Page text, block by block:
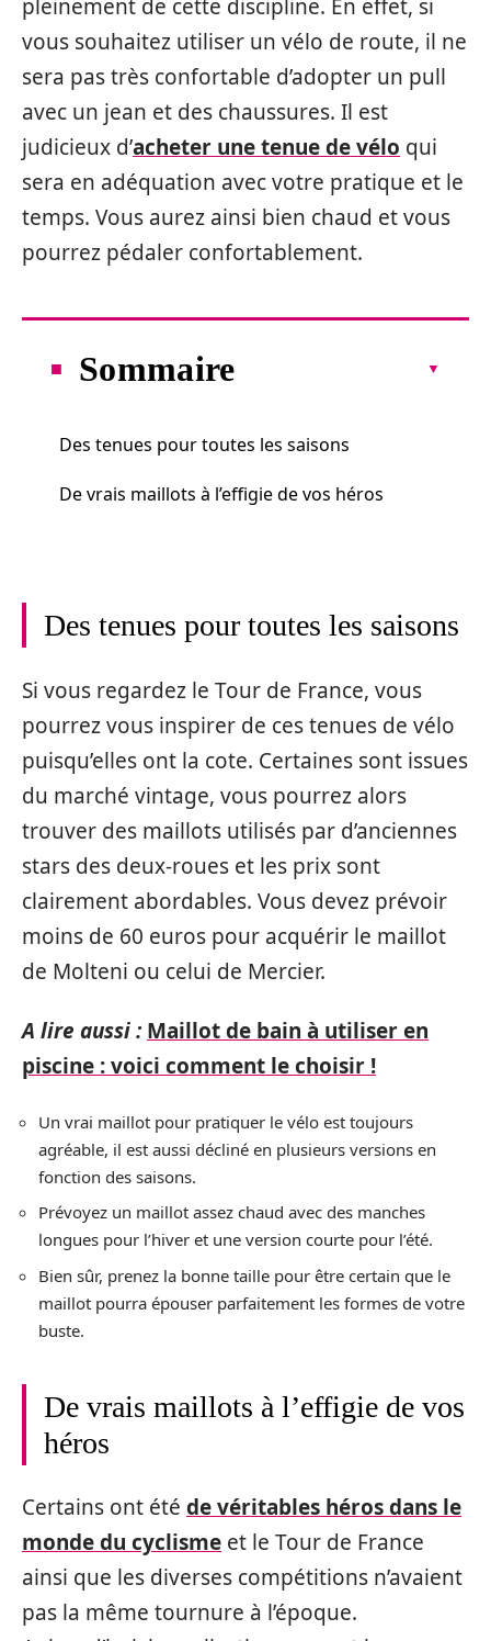
pleinement de cette discipline. En effet, si
vous souhaitez utiliser un vélo de route, il ne
sera pas très confortable d’adopter un pull
avec un jean et des chaussures. Il est
judicieux d’acheter une tenue de vélo qui
sera en adéquation avec votre pratique et le
temps. Vous aurez ainsi bien chaud et vous
pourrez pédaler confortablement.
Sommaire
Des tenues pour toutes les saisons
De vrais maillots à l’effigie de vos héros
Des tenues pour toutes les saisons
Si vous regardez le Tour de France, vous
pourrez vous inspirer de ces tenues de vélo
puisqu’elles ont la cote. Certaines sont issues
du marché vintage, vous pourrez alors
trouver des maillots utilisés par d’anciennes
stars des deux-roues et les prix sont
clairement abordables. Vous devez prévoir
moins de 60 euros pour acquérir le maillot
de Molteni ou celui de Mercier.
A lire aussi : Maillot de bain à utiliser en
piscine : voici comment le choisir !
Un vrai maillot pour pratiquer le vélo est toujours
agréable, il est aussi décliné en plusieurs versions en
fonction des saisons.
Prévoyez un maillot assez chaud avec des manches
longues pour l’hiver et une version courte pour l’été.
Bien sûr, prenez la bonne taille pour être certain que le
maillot pourra épouser parfaitement les formes de votre
buste.
De vrais maillots à l’effigie de vos
héros
Certains ont été de véritables héros dans le
monde du cyclisme et le Tour de France
ainsi que les diverses compétitions n’avaient
pas la même tournure à l’époque.